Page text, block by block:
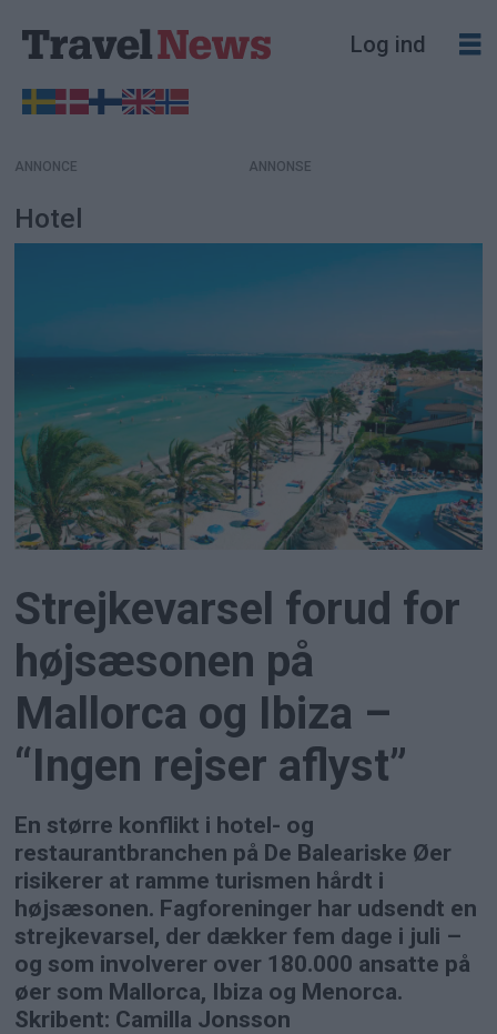
Log ind
ANNONCE
Hotel
Strejkevarsel forud for
højsæsonen på
Mallorca og Ibiza –
“Ingen rejser aflyst”
En større konflikt i hotel- og
restaurantbranchen på De Baleariske Øer
risikerer at ramme turismen hårdt i
højsæsonen. Fagforeninger har udsendt en
strejkevarsel, der dækker fem dage i juli –
og som involverer over 180.000 ansatte på
øer som Mallorca, Ibiza og Menorca.
Skribent: Camilla Jonsson